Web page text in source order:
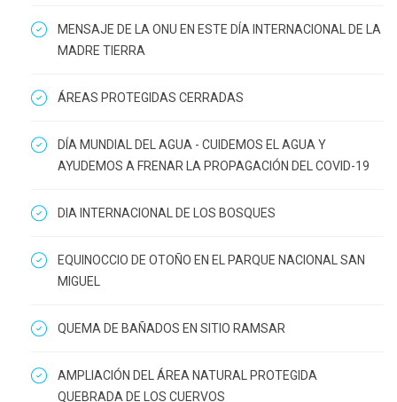
MENSAJE DE LA ONU EN ESTE DÍA INTERNACIONAL DE LA
MADRE TIERRA
ÁREAS PROTEGIDAS CERRADAS
DÍA MUNDIAL DEL AGUA - CUIDEMOS EL AGUA Y
AYUDEMOS A FRENAR LA PROPAGACIÓN DEL COVID-19
DIA INTERNACIONAL DE LOS BOSQUES
EQUINOCCIO DE OTOÑO EN EL PARQUE NACIONAL SAN
MIGUEL
QUEMA DE BAÑADOS EN SITIO RAMSAR
AMPLIACIÓN DEL ÁREA NATURAL PROTEGIDA
QUEBRADA DE LOS CUERVOS